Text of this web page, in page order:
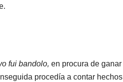
fui bandolo, en procura de ganar
procedía a contar hechos